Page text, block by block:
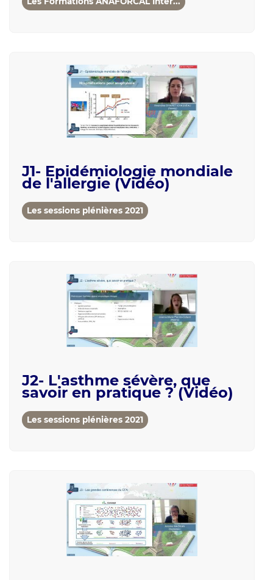
J1- Epidémiologie mondiale
de l'allergie (Vidéo)
Les sessions plénières 2021
J2- L'asthme sévère, que
savoir en pratique ? (Vidéo)
Les sessions plénières 2021